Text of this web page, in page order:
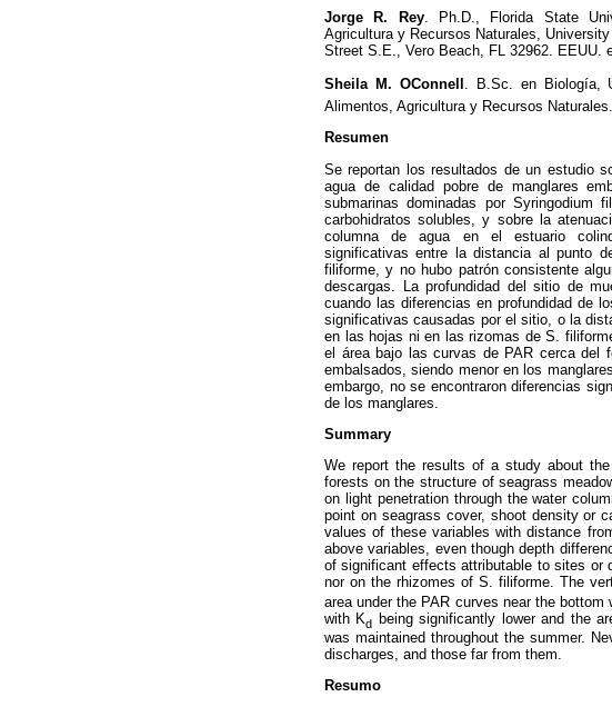
Jorge R. Rey.
Ph.D., Florida State
Agricultura y Recursos Naturales,
Street S.E., Vero Beach, FL 32962. EEUU.
Sheila M. OConnell . B.Sc. en Biología,
Alimentos, Agricultura y Recursos
Resumen
Se reportan los resultados de un estudio
agua de calidad pobre de manglares
submarinas dominadas por Syringodium
carbohidratos solubles, y sobre la
columna de agua en el estuario
significativas entre la distancia al punto
filiforme, y no hubo patrón consistente
descargas. La profundidad del sitio de
cuando las diferencias en profundidad de
significativas causadas por el sitio, o la
en las hojas ni en las rizomas de S.
el área bajo las curvas de PAR cerca del
embalsados, siendo menor en los
embargo, no se encontraron diferencias
de los manglares.
Summary
We report the results of a study about
forests on the structure of seagrass
on light penetration through the water
point on seagrass cover, shoot density or
values of these variables with distance
above variables, even though depth
of significant effects attributable to sites or
nor on the rhizomes of S. filiforme. The
area under the PAR curves near the
with Kd being significantly lower and the
was maintained throughout the summer.
discharges, and those far from them.
Resumo